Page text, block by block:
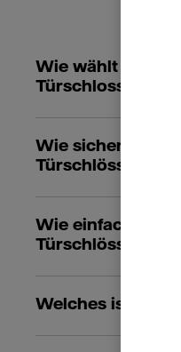
Wie wählt man
Türschloss aus?
Wie sicher sind
Türschlösser?
Wie einfach
Türschlösser
Welches ist das